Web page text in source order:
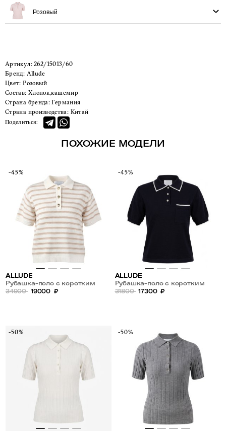
Розовый
Артикул:262/15013/60
Бренд:
Allude
Цвет:
Розовый
Состав: Хлопок,кашемир
Страна бренда: Германия
Страна производства: Китай
Поделиться:
ПОХОЖИЕ МОДЕЛИ
-45%
ALLUDE
Рубашка-поло с коротким
рукавом в полоску из хлопка и
34900 19000 ₽
-45%
ALLUDE
Рубашка-поло с коротким
рукавом из хлопка и
31800 17300 ₽
-50% -50%